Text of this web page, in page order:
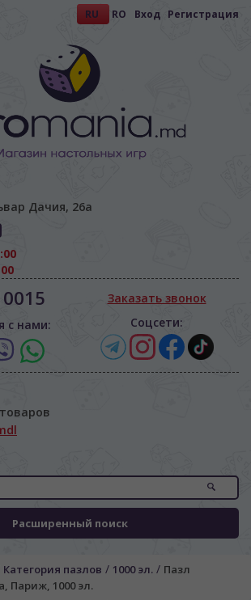
RU RO Вход Регистрация
Дачия, 26а
с нами:
Заказать звонок
Соцсети:
товаров
Расширенный поиск
Категория пазлов / 1000 эл. / Пазл
Париж, 1000 эл.
SITE-ULUI
Вы хотите